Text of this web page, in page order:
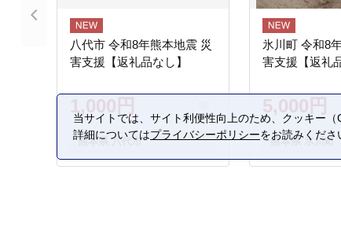
八代市 令和8年熊本地震 災
害支援【返礼品なし】
1,000円
熊本県 八代市
氷川町 令和8
害支援【返礼
5,000円
熊本県 氷川町
当サイトでは、サイト利便性向上のため、クッキー
詳細についてはプライバシーポリシーをお読みくださ